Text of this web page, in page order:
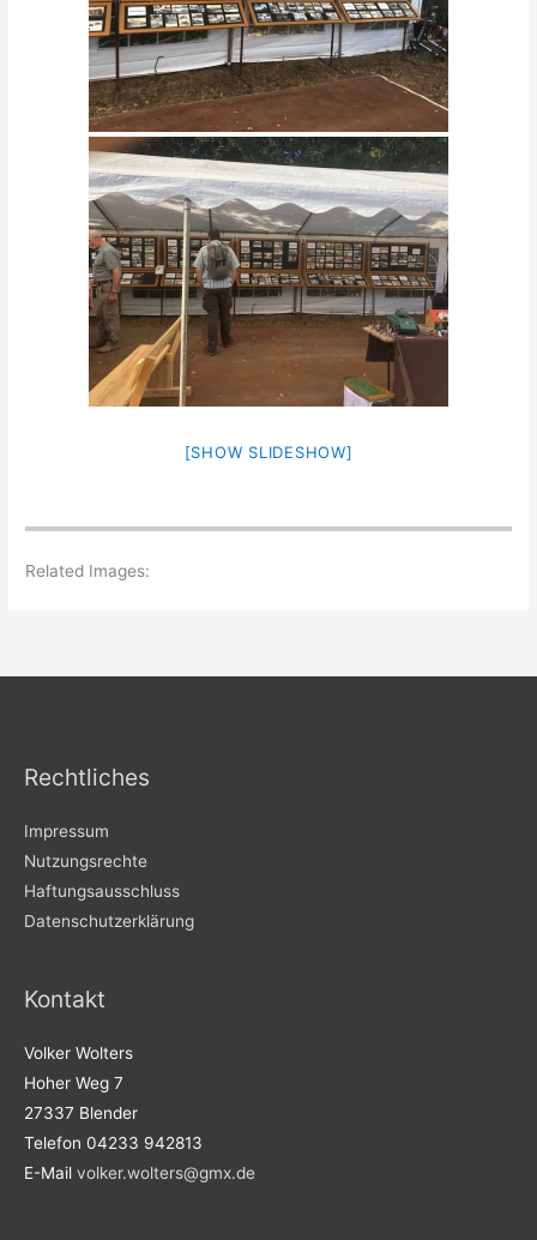
[SHOW SLIDESHOW]
Related Images:
Rechtliches
Impressum
Nutzungsrechte
Haftungsausschluss
Datenschutzerklärung
Kontakt
Volker Wolters
Hoher Weg 7
27337 Blender
Telefon 04233 942813
E-Mail volker.wolters@gmx.de